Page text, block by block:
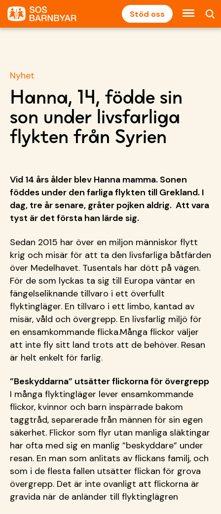
Stöd oss
Nyhet
Hanna, 14, födde sin
son under livsfarliga
flykten från Syrien
Vid 14 års ålder blev Hanna mamma. Sonen
föddes under den farliga flykten till Grekland. I
dag, tre år senare, gråter pojken aldrig. Att vara
tyst är det första han lärde sig.
Sedan 2015 har över en miljon människor flytt
krig och misär för att ta den livsfarliga båtfärden
över Medelhavet. Tusentals har dött på vägen.
För de som lyckas ta sig till Europa väntar en
fängelseliknande tillvaro i ett överfullt
flyktingläger. En tillvaro i ett limbo, kantad av
misär, våld och övergrepp. En livsfarlig miljö för
en ensamkommande flicka.Många flickor väljer
att inte fly sitt land trots att de behöver. Resan
är helt enkelt för farlig.
”Beskyddarna” utsätter flickorna för övergrepp
I många flyktingläger lever ensamkommande
flickor, kvinnor och barn inspärrade bakom
taggtråd, separerade från männen för sin egen
säkerhet. Flickor som flyr utan manliga släktingar
har ofta med sig en manlig ”beskyddare” under
resan. En man som anlitats av flickans familj, och
som i de flesta fallen utsätter flickan för grova
övergrepp. Det är inte ovanligt att flickorna är
gravida när de anländer till flyktinglägren